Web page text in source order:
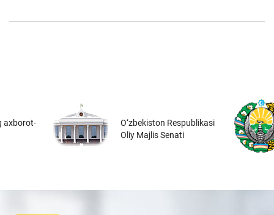
axborot-
O‘zbekiston Respublikasi
Oliy Majlis Senati